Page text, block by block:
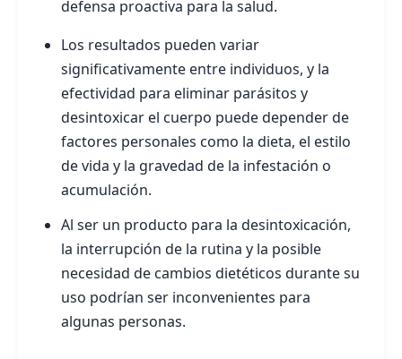
defensa proactiva para la salud.
Los resultados pueden variar
significativamente entre individuos, y la
efectividad para eliminar parásitos y
desintoxicar el cuerpo puede depender de
factores personales como la dieta, el estilo
de vida y la gravedad de la infestación o
acumulación.
Al ser un producto para la desintoxicación,
la interrupción de la rutina y la posible
necesidad de cambios dietéticos durante su
uso podrían ser inconvenientes para
algunas personas.